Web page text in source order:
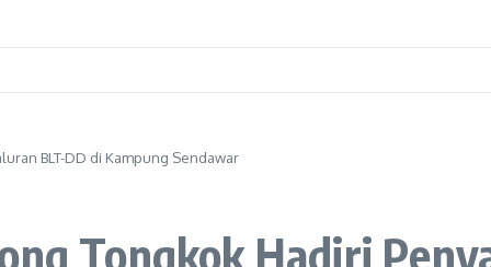
BLT-DD di Kampung Sendawar
Tongkok Hadiri